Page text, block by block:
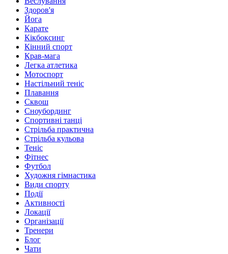
Здоров'я
Йога
Карате
Кікбоксинг
Кінний спорт
Крав-мага
Легка атлетика
Мотоспорт
Настільний теніс
Плавання
Сквош
Сноубординг
Спортивні танці
Стрільба практична
Стрільба кульова
Теніс
Фітнес
Футбол
Художня гімнастика
Види спорту
Події
Активності
Локації
Організації
Тренери
Блог
Чати